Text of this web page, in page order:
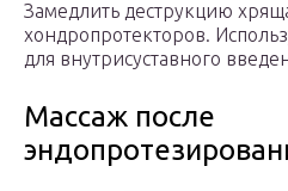
Замедлить деструкцию
хондропротекторов.
для внутрисуставного
Массаж после